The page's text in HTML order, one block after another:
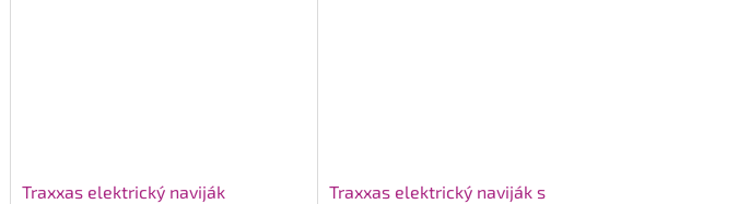
Traxxas elektrický naviják
Traxxas elektrický naviják s